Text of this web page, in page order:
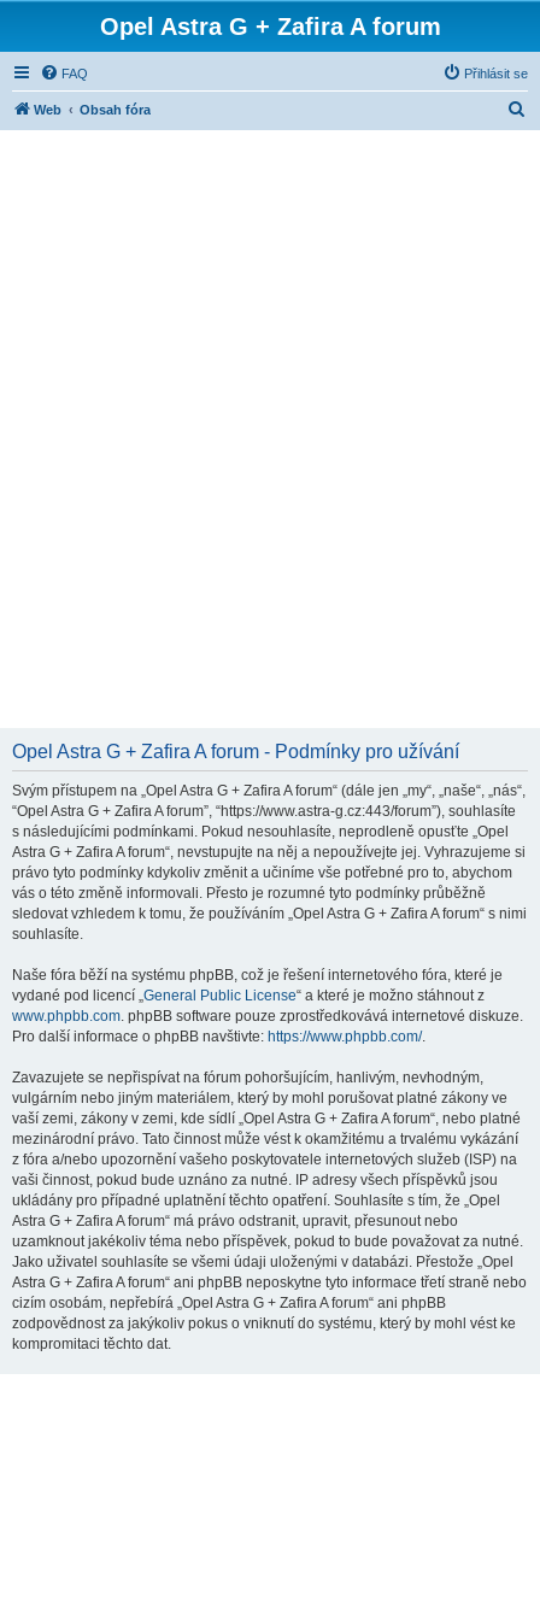
Opel Astra G + Zafira A forum
FAQ Přihlásit se
Web Obsah fóra
Opel Astra G + Zafira A forum - Podmínky pro užívání
Svým přístupem na „Opel Astra G + Zafira A forum“ (dále jen „my“, „naše“, „nás“,
“Opel Astra G + Zafira A forum”, “https://www.astra-g.cz:443/forum”), souhlasíte
s následujícími podmínkami. Pokud nesouhlasíte, neprodleně opusťte „Opel
Astra G + Zafira A forum“, nevstupujte na něj a nepoužívejte jej. Vyhrazujeme si
právo tyto podmínky kdykoliv změnit a učiníme vše potřebné pro to, abychom
vás o této změně informovali. Přesto je rozumné tyto podmínky průběžně
sledovat vzhledem k tomu, že používáním „Opel Astra G + Zafira A forum“ s nimi
souhlasíte.
Naše fóra běží na systému phpBB, což je řešení internetového fóra, které je
vydané pod licencí „General Public License“ a které je možno stáhnout z
www.phpbb.com. phpBB software pouze zprostředkovává internetové diskuze.
Pro další informace o phpBB navštivte: https://www.phpbb.com/.
Zavazujete se nepřispívat na fórum pohoršujícím, hanlivým, nevhodným,
vulgárním nebo jiným materiálem, který by mohl porušovat platné zákony ve
vaší zemi, zákony v zemi, kde sídlí „Opel Astra G + Zafira A forum“, nebo platné
mezinárodní právo. Tato činnost může vést k okamžitému a trvalému vykázání
z fóra a/nebo upozornění vašeho poskytovatele internetových služeb (ISP) na
vaši činnost, pokud bude uznáno za nutné. IP adresy všech příspěvků jsou
ukládány pro případné uplatnění těchto opatření. Souhlasíte s tím, že „Opel
Astra G + Zafira A forum“ má právo odstranit, upravit, přesunout nebo
uzamknout jakékoliv téma nebo příspěvek, pokud to bude považovat za nutné.
Jako uživatel souhlasíte se všemi údaji uloženými v databázi. Přestože „Opel
Astra G + Zafira A forum“ ani phpBB neposkytne tyto informace třetí straně nebo
cizím osobám, nepřebírá „Opel Astra G + Zafira A forum“ ani phpBB
zodpovědnost za jakýkoliv pokus o vniknutí do systému, který by mohl vést ke
kompromitaci těchto dat.